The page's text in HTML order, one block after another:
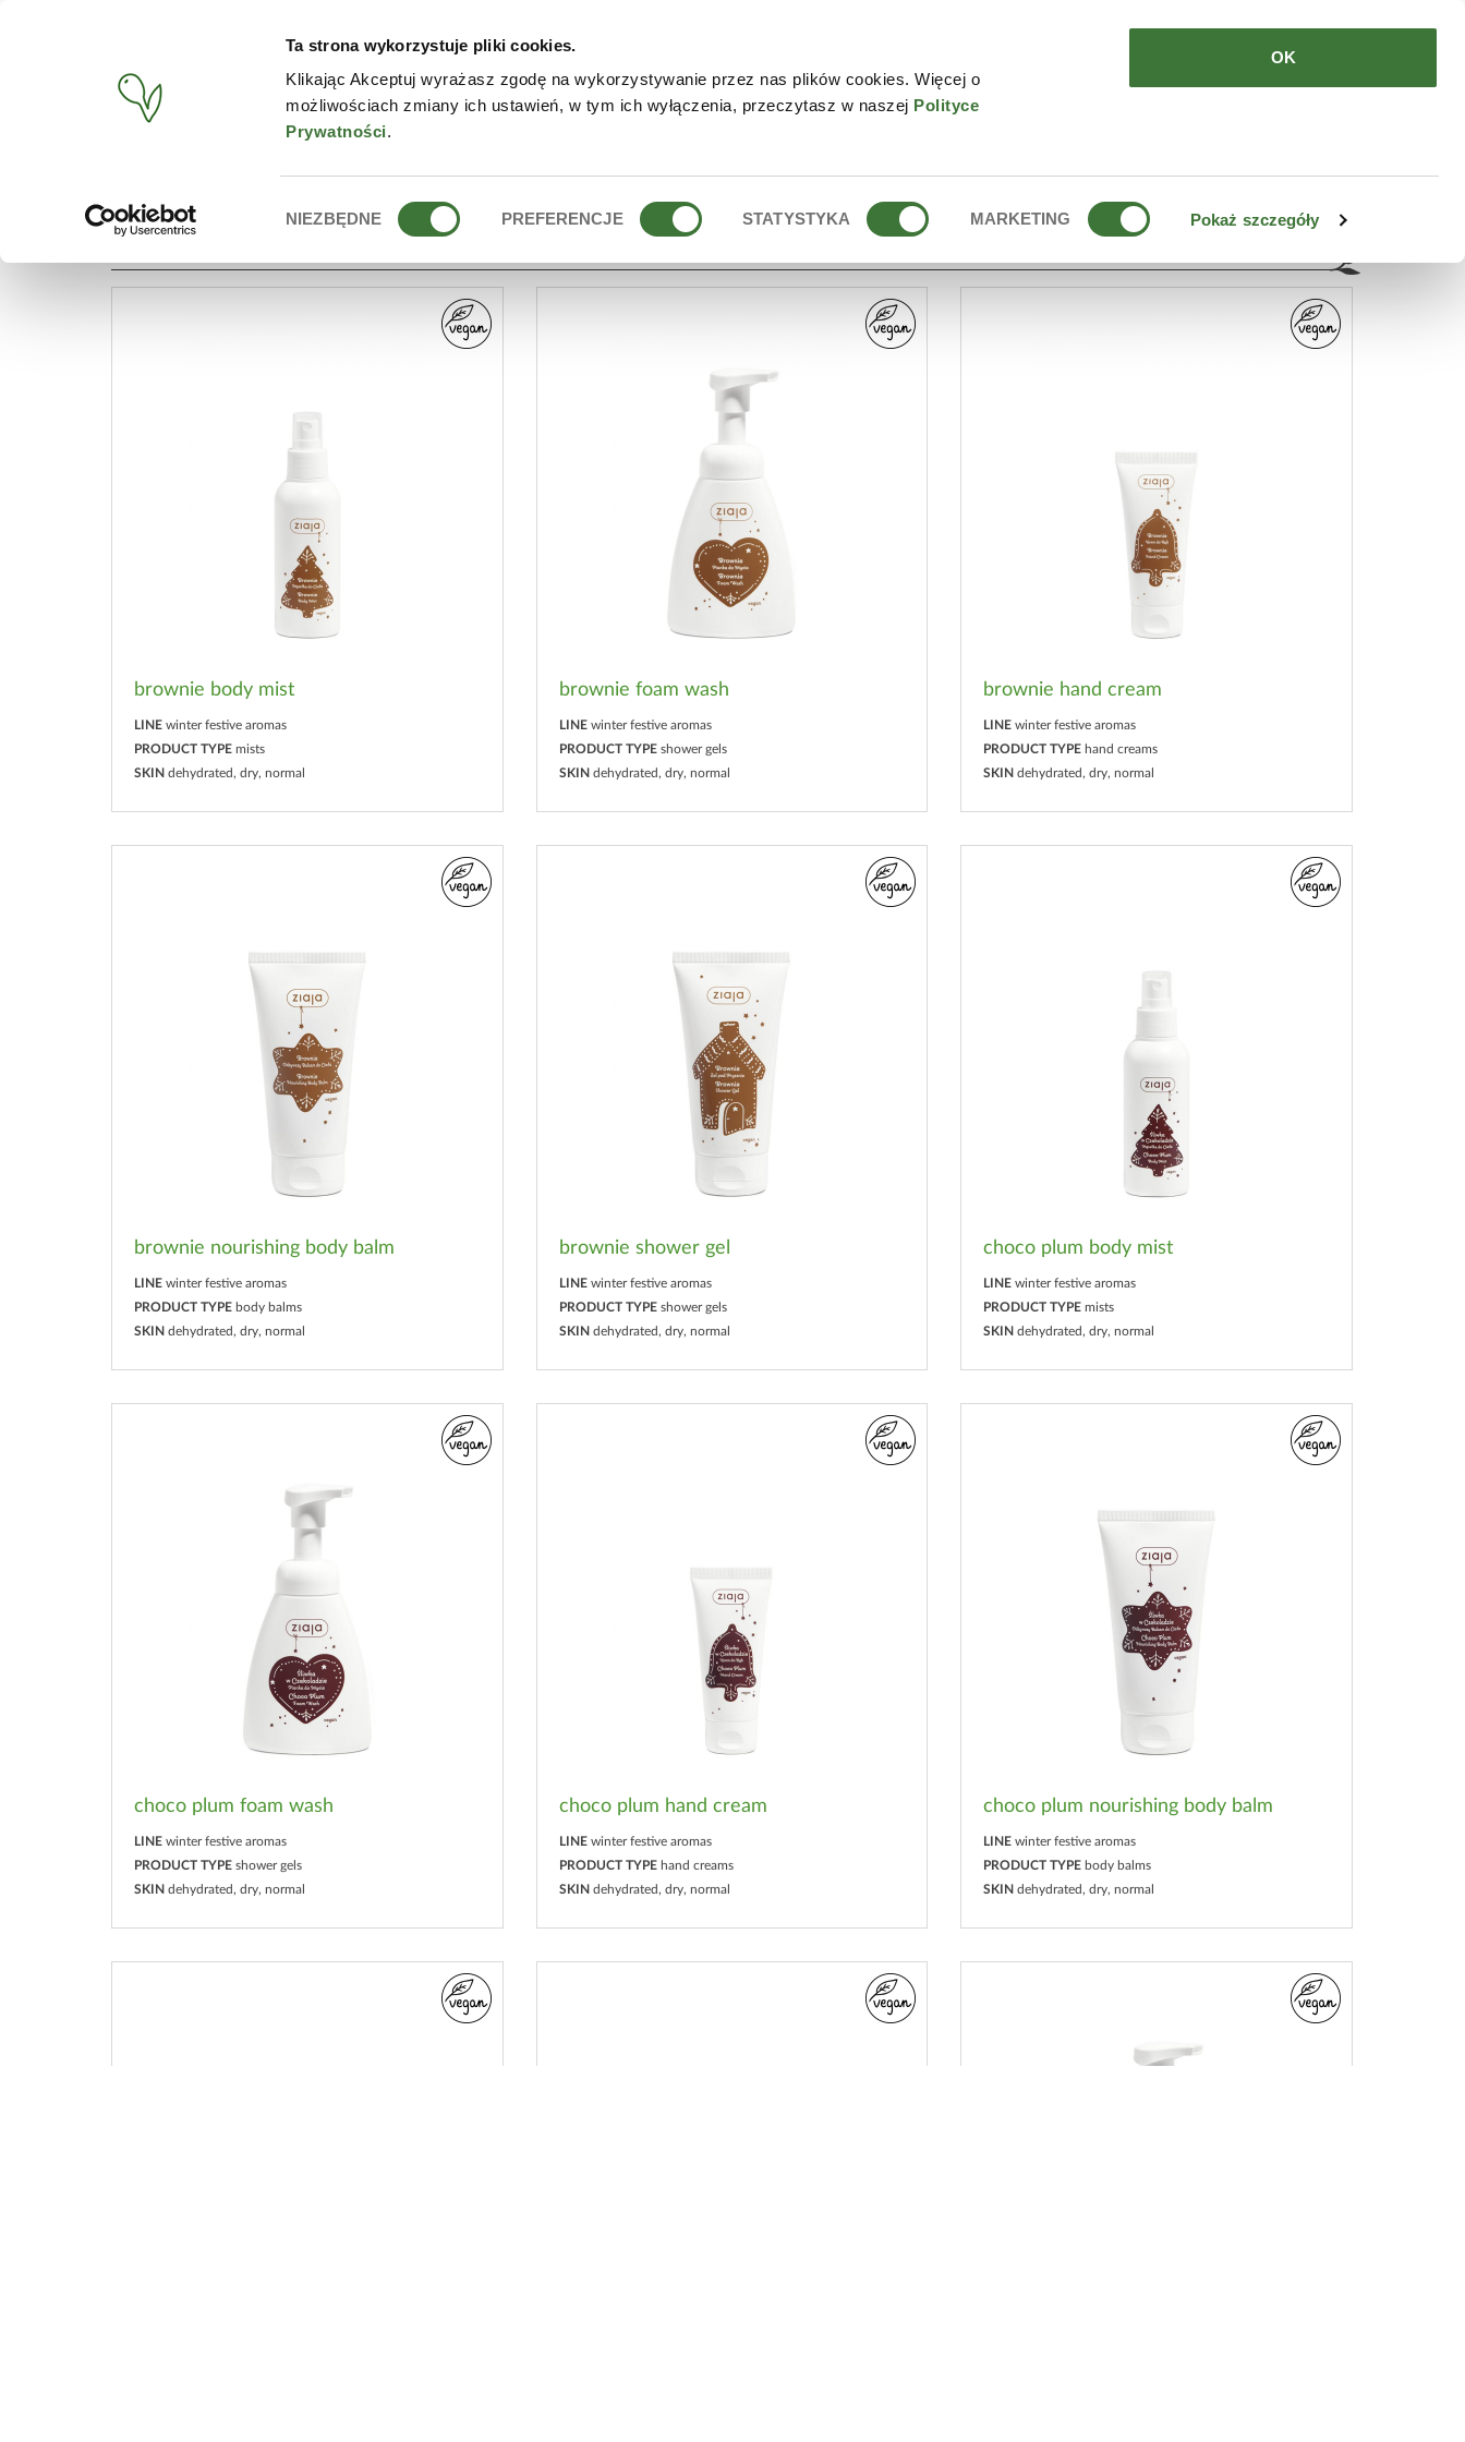
Ta strona wykorzystuje pliki cookies.
Klikając Akceptuj wyrażasz zgodę na wykorzystywanie przez nas plików cookies. Więcej o
możliwościach zmiany ich ustawień, w tym ich wyłączenia, przeczytasz w naszej Polityce
Prywatności.
zgody
NIEZBĘDNE PREFERENCJE STATYSTYKA MARKETING Pokaż szczegóły
OK
PRODUCTS CONTACT
START WINTER FESTIVE AROMAS
LINES: WINTER FESTIVE AROMAS
brownie body mist
LINE winter festive aromas
PRODUCT TYPE mists
SKIN dehydrated, dry, normal
brownie foam wash
LINE winter festive aromas
PRODUCT TYPE shower gels
SKIN dehydrated, dry, normal
brownie hand cream
LINE winter festive aromas
PRODUCT TYPE hand creams
SKIN dehydrated, dry, normal
brownie nourishing body balm
LINE winter festive aromas
PRODUCT TYPE body balms
SKIN dehydrated, dry, normal
brownie shower gel
LINE winter festive aromas
PRODUCT TYPE shower gels
SKIN dehydrated, dry, normal
choco plum body mist
LINE winter festive aromas
PRODUCT TYPE mists
SKIN dehydrated, dry, normal
choco plum foam wash
LINE winter festive aromas
PRODUCT TYPE shower gels
SKIN dehydrated, dry, normal
choco plum hand cream
LINE winter festive aromas
PRODUCT TYPE hand creams
SKIN dehydrated, dry, normal
choco plum nourishing body balm
LINE winter festive aromas
PRODUCT TYPE body balms
SKIN dehydrated, dry, normal